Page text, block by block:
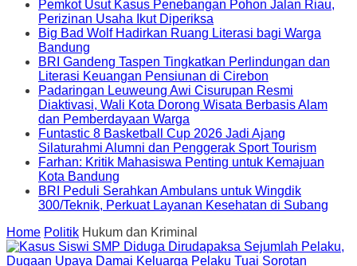
Pemkot Usut Kasus Penebangan Pohon Jalan Riau,
Perizinan Usaha Ikut Diperiksa
Big Bad Wolf Hadirkan Ruang Literasi bagi Warga
Bandung
BRI Gandeng Taspen Tingkatkan Perlindungan dan
Literasi Keuangan Pensiunan di Cirebon
Padaringan Leuweung Awi Cisurupan Resmi
Diaktivasi, Wali Kota Dorong Wisata Berbasis Alam
dan Pemberdayaan Warga
Funtastic 8 Basketball Cup 2026 Jadi Ajang
Silaturahmi Alumni dan Penggerak Sport Tourism
Farhan: Kritik Mahasiswa Penting untuk Kemajuan
Kota Bandung
BRI Peduli Serahkan Ambulans untuk Wingdik
300/Teknik, Perkuat Layanan Kesehatan di Subang
Home Politik Hukum dan Kriminal